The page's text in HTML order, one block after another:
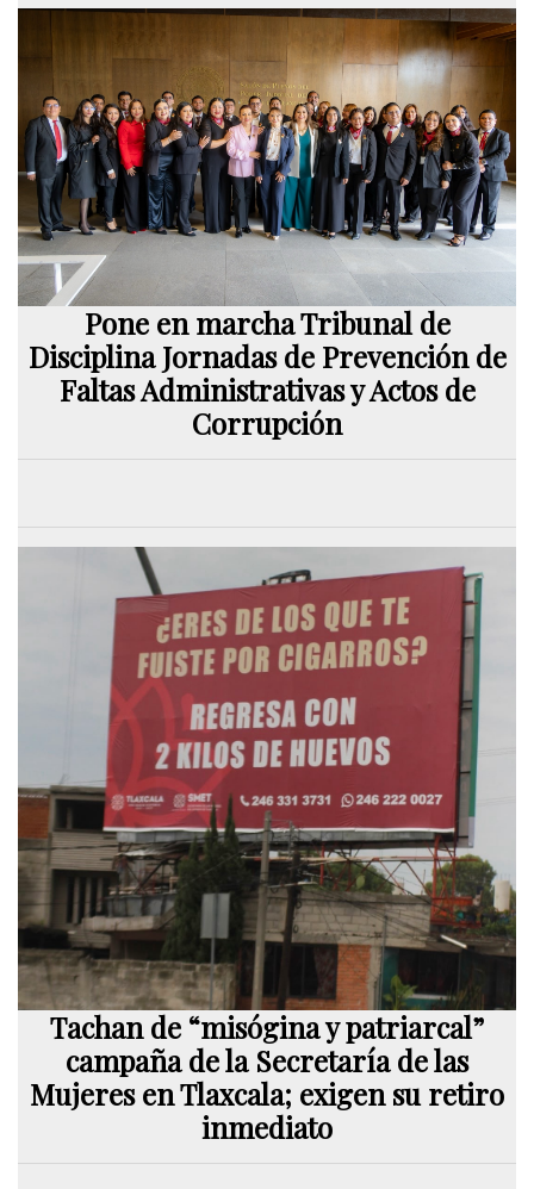
Pone en marcha Tribunal de
Disciplina Jornadas de Prevención de
Faltas Administrativas y Actos de
Corrupción
Tachan de “misógina y patriarcal”
campaña de la Secretaría de las
Mujeres en Tlaxcala; exigen su retiro
inmediato